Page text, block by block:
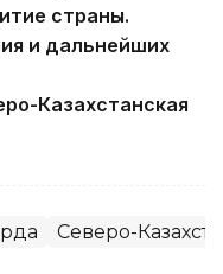
страны.
и дальнейших
Казахстанская
Северо-